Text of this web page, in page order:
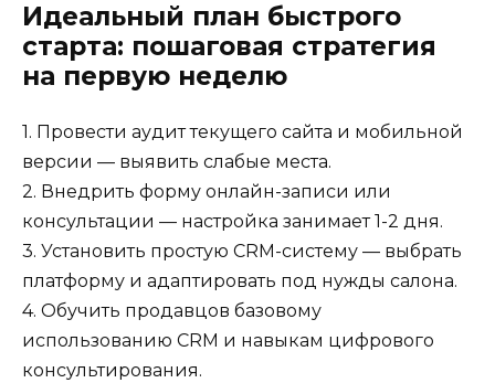
Идеальный план быстрого
старта: пошаговая стратегия
на первую неделю
1. Провести аудит текущего сайта и мобильной
версии — выявить слабые места.
2. Внедрить форму онлайн-записи или
консультации — настройка занимает 1-2 дня.
3. Установить простую CRM-систему — выбрать
платформу и адаптировать под нужды салона.
4. Обучить продавцов базовому
использованию CRM и навыкам цифрового
консультирования.